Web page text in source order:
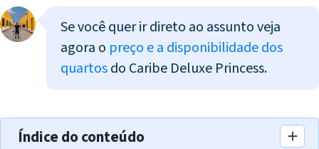
Se você quer ir direto ao assunto veja
agora o preço e a disponibilidade dos
quartosdo Caribe Deluxe Princess.
Índice do conteúdo